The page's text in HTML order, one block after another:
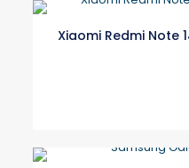
Xiaomi Redmi Note